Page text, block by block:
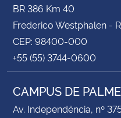
BR 386 Km 40
Frederico Westphalen -
CEP: 98400-000
+55 (55) 3744-0600
CAMPUS DE
Av. Independência, nº